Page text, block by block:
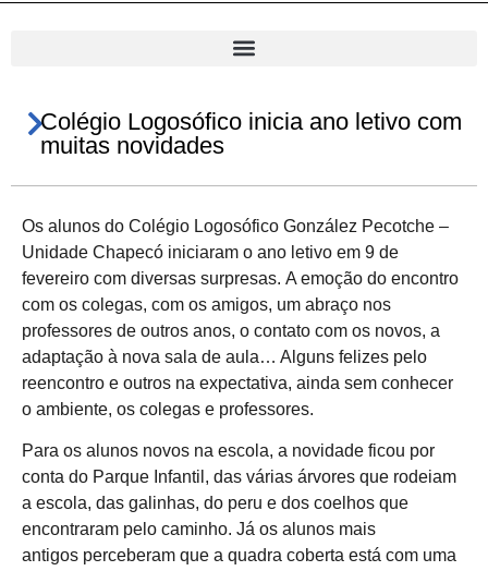
Colégio Logosófico inicia ano letivo com
muitas novidades
Os alunos do Colégio Logosófico González Pecotche –
Unidade Chapecó iniciaram o ano letivo em 9 de
fevereiro com diversas surpresas. A emoção do encontro
com os colegas, com os amigos, um abraço nos
professores de outros anos, o contato com os novos, a
adaptação à nova sala de aula… Alguns felizes pelo
reencontro e outros na expectativa, ainda sem conhecer
o ambiente, os colegas e professores.
Para os alunos novos na escola, a novidade ficou por
conta do Parque Infantil, das várias árvores que rodeiam
a escola, das galinhas, do peru e dos coelhos que
encontraram pelo caminho. Já os alunos mais
antigos perceberam que a quadra coberta está com uma